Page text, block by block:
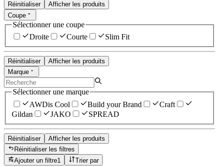
Réinitialiser
Afficher les produits
Coupe
Sélectionner une coupe
Droite
Courte Slim Fit
Réinitialiser
Afficher les produits
Marque
Sélectionner une marque
AWDis Cool
Build your Brand
Craft
Gildan
JAKO SPREAD
Réinitialiser
Afficher les produits
Réinitialiser les filtres
Ajouter un filtre1 Trier par